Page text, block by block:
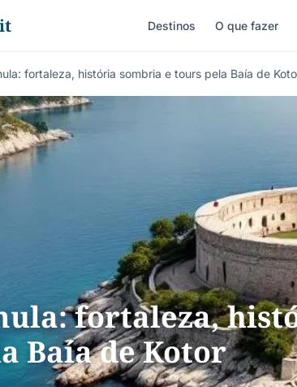
Destinos O que fazer
fortaleza, história sombria e tours pela Baía de
fortaleza,
Baía de Kotor